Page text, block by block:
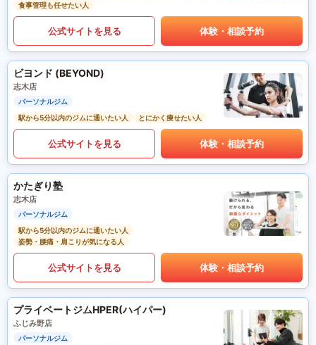
食事管理も任せたい人
公式サイトを見る 体験・相談予約
ビヨンド (BEYOND)
志木店
パーソナルジム
駅から5分以内のジムに通いたい人
とにかく痩せたい人
公式サイトを見る 体験・相談予約
かたぎり塾
志木店
パーソナルジム
駅から5分以内のジムに通いたい人
姿勢・腰痛・肩こりが気になる人
公式サイトを見る 体験・相談予約
プライベートジムHPER(ハイパー)
ふじみ野店
パーソナルジム